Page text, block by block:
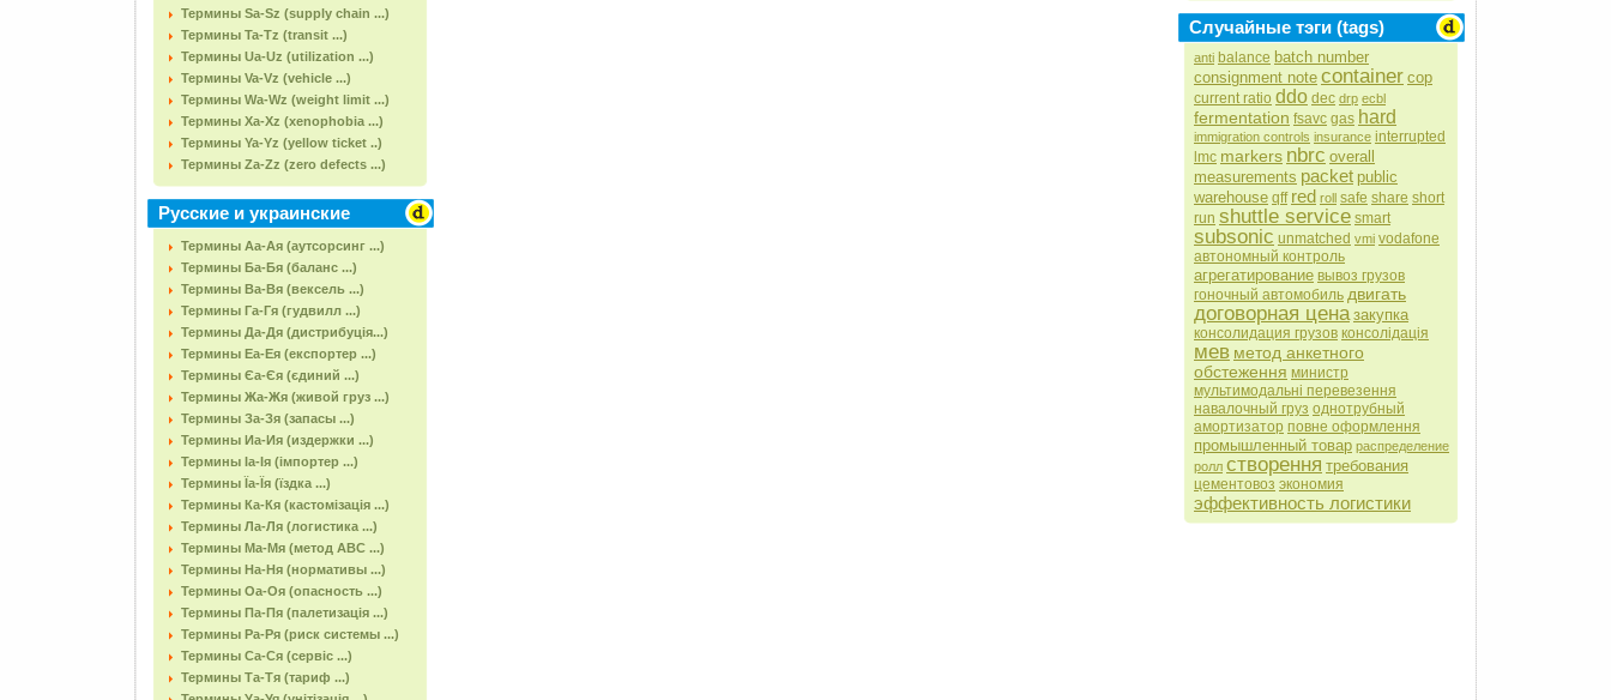
Термины Sa-Sz (supply chain ...)
Термины Ta-Tz (transit ...)
Термины Ua-Uz (utilization ...)
Термины Va-Vz (vehicle ...)
Термины Wa-Wz (weight limit ...)
Термины Xa-Xz (xenophobia ...)
Термины Ya-Yz (yellow ticket ..)
Термины Za-Zz (zero defects ...)
Русские и украинские
Термины Аа-Ая (аутсорсинг ...)
Термины Ба-Бя (баланс ...)
Термины Ва-Вя (вексель ...)
Термины Га-Гя (гудвилл ...)
Термины Да-Дя (дистрибуція...)
Термины Еа-Ея (експортер ...)
Термины Єа-Єя (єдиний ...)
Термины Жа-Жя (живой груз ...)
Термины За-Зя (запасы ...)
Термины Иа-Ия (издержки ...)
Термины Іа-Ія (імпортер ...)
Термины Їа-Їя (їздка ...)
Термины Ка-Кя (кастомізація ...)
Термины Ла-Ля (логистика ...)
Термины Ма-Мя (метод АВС ...)
Термины На-Ня (нормативы ...)
Термины Оа-Оя (опасность ...)
Термины Па-Пя (палетизація ...)
Термины Ра-Ря (риск системы ...)
Термины Са-Ся (сервіс ...)
Термины Та-Тя (тариф ...)
Случайные тэги (tags)
anti balance batch number
consignment note container cop
current ratio ddo dec drp ecbl
fermentation fsavc gas hard
immigration controls insurance interrupted
lmc markers nbrc overall
measurements packet public
warehouse qff red roll safe share short
run shuttle service smart
subsonic unmatched vmi vodafone
автономный контроль
агрегатирование вывоз грузов
гоночный автомобиль двигать
договорная цена закупка
консолидация грузов консолідація
мев метод анкетного
обстеження министр
мультимодальні перевезення
навалочный груз однотрубный
амортизатор повне оформлення
промышленный товар распределение
ролл створення требования
цементовоз экономия
эффективность логистики